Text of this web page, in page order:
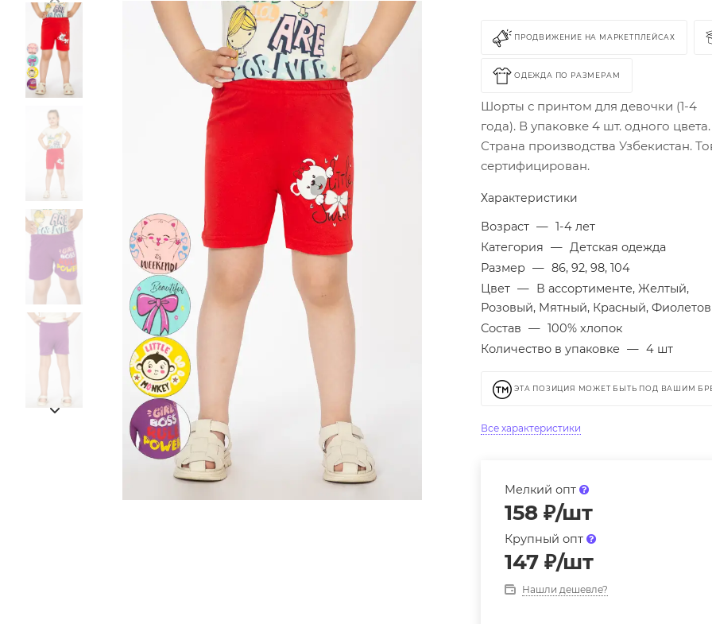
ПРОДВИЖЕНИЕ НА МАРКЕТПЛЕЙСАХ
ОДЕЖДА ПО РАЗМЕРАМ
Шорты с принтом для девочки (1-4
года). В упаковке 4 шт. одного цвета.
Страна производства Узбекистан.
сертифицирован.
Характеристики
Возраст — 1-4 лет
Категория — Детская одежда
Размер — 86, 92, 98, 104
Цвет — В ассортименте, Желтый,
Розовый, Мятный, Красный,
Состав — 100% хлопок
Количество в упаковке — 4 шт
ЭТА ПОЗИЦИЯ МОЖЕТ БЫТЬ ПОД ВАШИМ
Все характеристики
Мелкий опт
158 ₽/шт
Крупный опт
147 ₽/шт
Нашли дешевле?